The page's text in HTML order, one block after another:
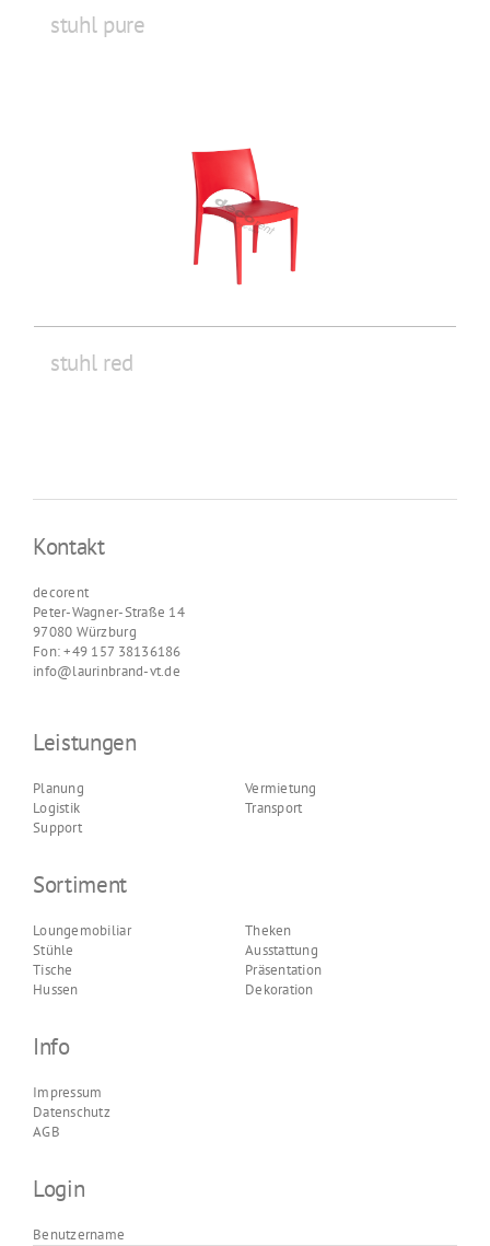
stuhl pure
stuhl red
Kontakt
decorent
Peter-Wagner-Straße 14
97080 Würzburg
Fon: +49 157 38136186
info@laurinbrand-vt.de
Leistungen
Planung
Logistik
Support
Vermietung
Transport
Sortiment
Loungemobiliar
Stühle
Tische
Hussen
Theken
Ausstattung
Präsentation
Dekoration
Info
Impressum
Datenschutz
AGB
Login
Benutzername